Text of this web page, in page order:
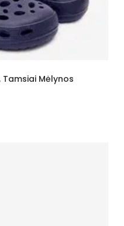
Mėlynos